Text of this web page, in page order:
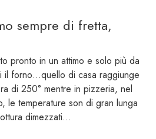
sempre di fretta,
pronto in un attimo e solo più da
il forno…quello di casa raggiunge
di 250° mentre in pizzeria, nel
le temperature son di gran lunga
dimezzati…